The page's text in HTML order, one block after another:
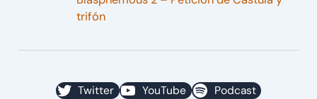
trifón
Twitter YouTube
Podcast